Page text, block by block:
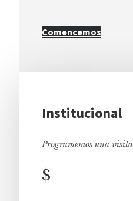
Comencemos
Institucional
Programemos una
$